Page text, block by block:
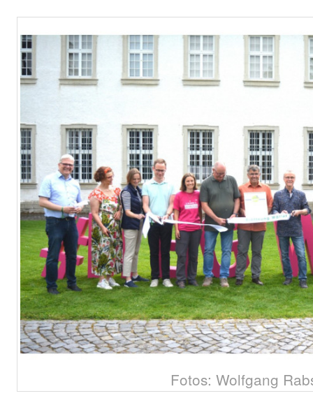
Fotos: Wolfgang